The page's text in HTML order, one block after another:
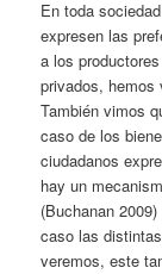
En toda
expresen las
a los
privados, hemos
También vimos
caso de los
ciudadanos
hay un
(Buchanan
caso las
veremos, este